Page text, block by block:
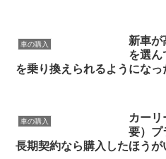
車の購入
新車が
を選ん
を乗り換えられるようになっ
車の購入
カー
要）プ
長期契約なら購入したほうが